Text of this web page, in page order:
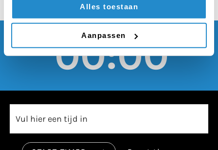
Alles toestaan
Aanpassen
00:00